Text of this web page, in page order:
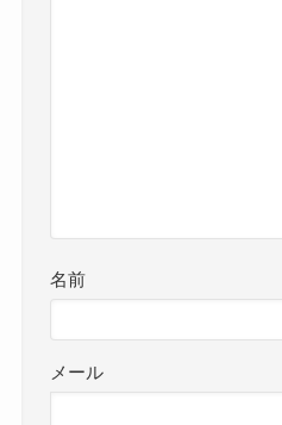
名前
メール